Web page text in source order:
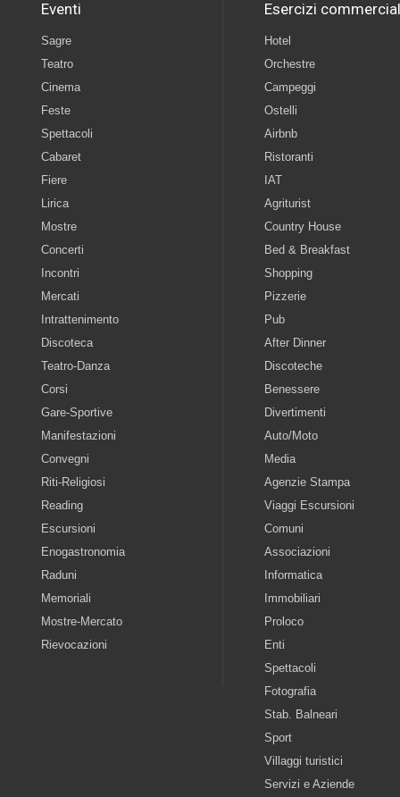
Eventi
Sagre
Teatro
Cinema
Feste
Spettacoli
Cabaret
Fiere
Lirica
Mostre
Concerti
Incontri
Mercati
Intrattenimento
Discoteca
Teatro-Danza
Corsi
Gare-Sportive
Manifestazioni
Convegni
Riti-Religiosi
Reading
Escursioni
Enogastronomia
Raduni
Memoriali
Mostre-Mercato
Rievocazioni
Esercizi
Hotel
Orchestre
Campeggi
Ostelli
Airbnb
Ristoranti
IAT
Agriturist
Country House
Bed & Breakfast
Shopping
Pizzerie
Pub
After Dinner
Discoteche
Benessere
Divertimenti
Auto/Moto
Media
Agenzie Stampa
Viaggi Escursioni
Comuni
Associazioni
Informatica
Immobiliari
Proloco
Enti
Spettacoli
Fotografia
Stab. Balneari
Sport
Villaggi turistici
Servizi e Aziende